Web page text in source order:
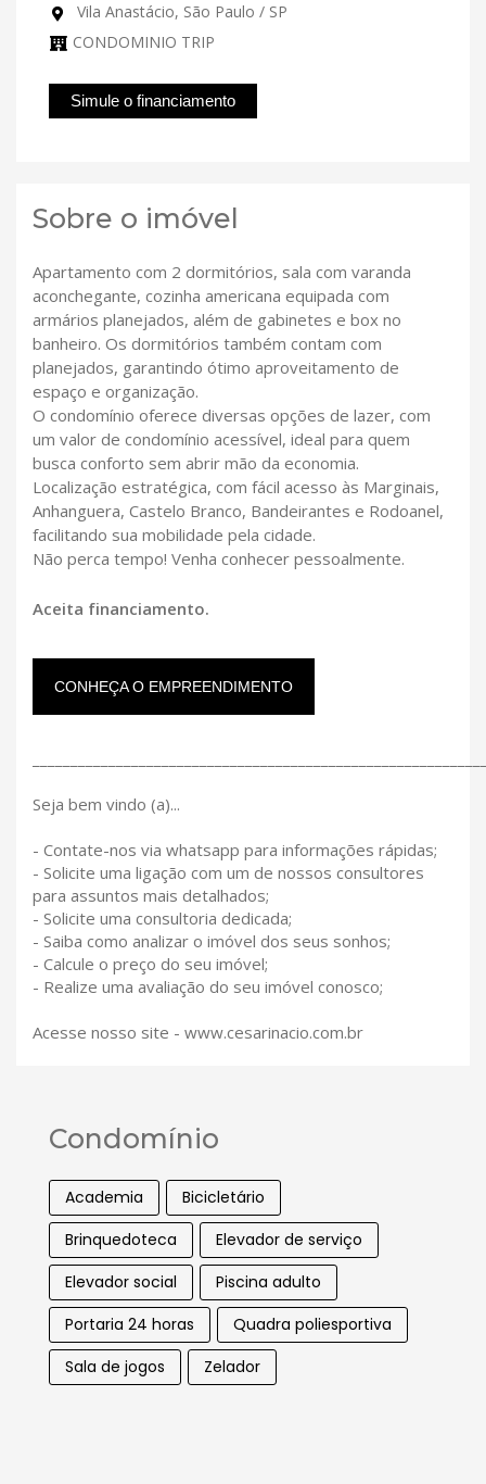
Vila Anastácio, São Paulo / SP
CONDOMINIO TRIP
Simule o financiamento
Sobre o imóvel
Apartamento com 2 dormitórios, sala com varanda
aconchegante, cozinha americana equipada com
armários planejados, além de gabinetes e box no
banheiro. Os dormitórios também contam com
planejados, garantindo ótimo aproveitamento de
espaço e organização.
O condomínio oferece diversas opções de lazer, com
um valor de condomínio acessível, ideal para quem
busca conforto sem abrir mão da economia.
Localização estratégica, com fácil acesso às Marginais,
Anhanguera, Castelo Branco, Bandeirantes e Rodoanel,
facilitando sua mobilidade pela cidade.
Não perca tempo! Venha conhecer pessoalmente.
Aceita financiamento.
CONHEÇA O EMPREENDIMENTO
Seja bem vindo (a)...
- Contate-nos via whatsapp para informações rápidas;
- Solicite uma ligação com um de nossos consultores
para assuntos mais detalhados;
- Solicite uma consultoria dedicada;
- Saiba como analizar o imóvel dos seus sonhos;
- Calcule o preço do seu imóvel;
- Realize uma avaliação do seu imóvel conosco;
Acesse nosso site - www.cesarinacio.com.br
Condomínio
Academia
Bicicletário
Brinquedoteca
Elevador de serviço
Elevador social
Piscina adulto
Portaria 24 horas
Quadra poliesportiva
Sala de jogos
Zelador